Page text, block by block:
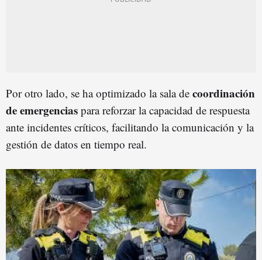
Por otro lado, se ha optimizado la sala de coordinación
de emergencias para reforzar la capacidad de respuesta
ante incidentes críticos, facilitando la comunicación y la
gestión de datos en tiempo real.